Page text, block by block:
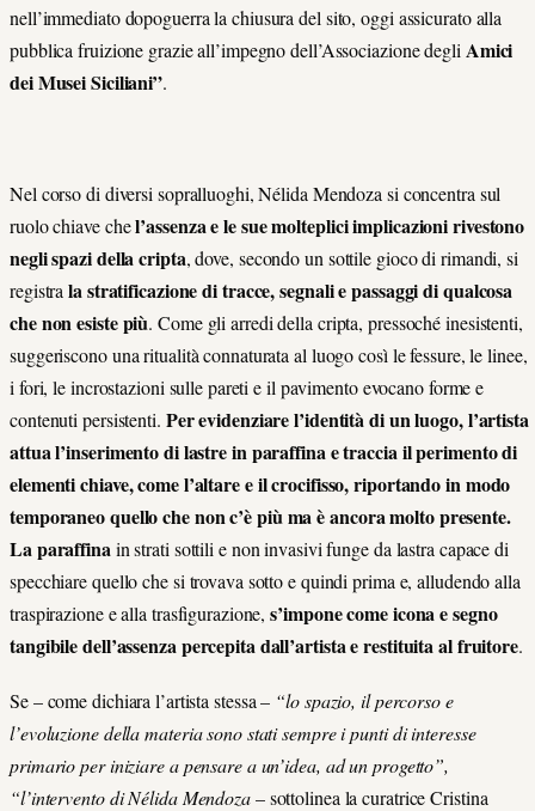
nell’immediato dopoguerra la chiusura del sito, oggi assicurato alla
pubblica fruizione grazie all’impegno dell’Associazione degliAmici
dei Musei Siciliani”.
Nel corso di diversi sopralluoghi, Nélida Mendoza si concentra sul
ruolo chiave chel’assenza e le sue molteplici implicazioni rivestono
negli spazi della cripta, dove, secondo un sottile gioco di rimandi, si
registrala stratificazione di tracce, segnali e passaggidi qualcosa
che non esiste più. Come gli arredi della cripta, pressoché inesistenti,
suggeriscono una ritualità connaturata al luogo così le fessure, le linee,
i fori, le incrostazioni sulle pareti e il pavimento evocano forme e
contenuti persistenti. Per evidenziare l’identità di un luogo, l’artista
attua l’inserimento di lastre in paraffina e traccia il perimento di
elementi chiave, come l’altare e il crocifisso, riportando in modo
temporaneo quello che non c’è più ma è ancora molto presente.
La paraffinain strati sottili e non invasivi funge da lastra capace di
specchiare quello che si trovava sotto e quindi prima e, alludendo alla
traspirazione e alla trasfigurazione,s’impone come icona e segno
tangibile dell’assenza percepita dall’artista e restituita al fruitore.
Se – come dichiara l’artista stessa – “lo spazio, il percorso e
l’evoluzione della materia sono stati sempre i punti di interesse
primario per iniziare a pensare a un’idea, ad un progetto”,
“l’intervento di Nélida Mendoza– sottolinea la curatrice Cristina